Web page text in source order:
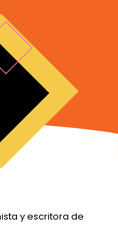
y escritora de